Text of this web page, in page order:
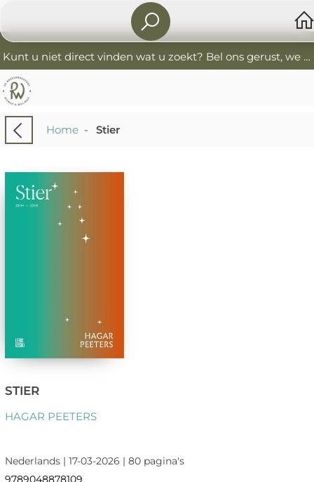
Kunt u niet direct vinden wat u zoekt? Bel ons gerust, we helpen u graag. 0341-552405 De Boekverkoopers
Home- Stier
STIER
HAGAR PEETERS
Nederlands | 17-03-2026 | 80 pagina's
9789048878109